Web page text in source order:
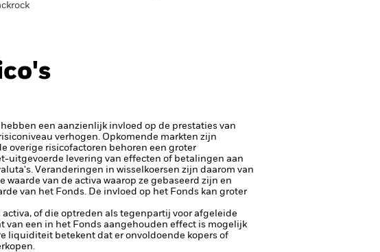
een aanzienlijk invloed op de prestaties van
verhogen. Opkomende markten zijn
overige risicofactoren behoren een groter
uitgevoerde levering van effecten of betalingen aan
Veranderingen in wisselkoersen zijn daarom van
van de activa waarop ze gebaseerd zijn en
van het Fonds. De invloed op het Fonds kan groter
of die optreden als tegenpartij voor afgeleide
van een in het Fonds aangehouden effect is mogelijk
liquiditeit betekent dat er onvoldoende kopers of